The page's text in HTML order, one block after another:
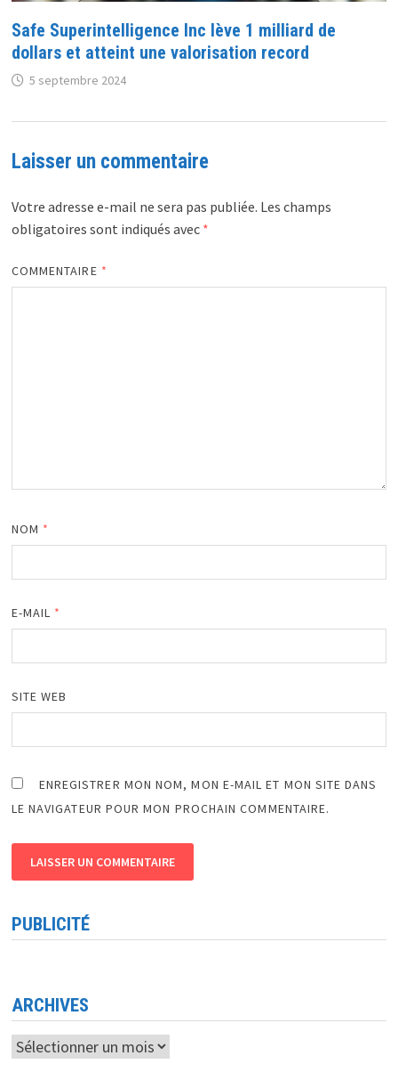
Safe Superintelligence Inc lève 1 milliard de
dollars et atteint une valorisation record
5 septembre 2024
Laisser un commentaire
Votre adresse e-mail ne sera pas publiée. Les champs
obligatoires sont indiqués avec *
COMMENTAIRE *
NOM *
E-MAIL *
SITE WEB
ENREGISTRER MON NOM, MON E-MAIL ET MON SITE DANS
LE NAVIGATEUR POUR MON PROCHAIN COMMENTAIRE.
PUBLICITÉ
ARCHIVES
Archives